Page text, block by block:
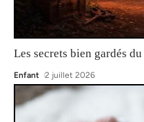
Les secrets bien gardés
Enfant 2 juillet 2026